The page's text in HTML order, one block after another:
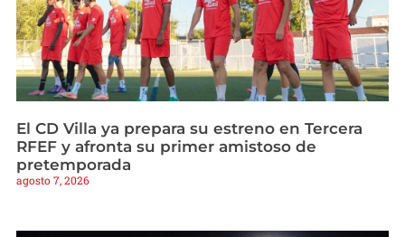
El CD Villa ya prepara su estreno en Tercera
RFEF y afronta su primer amistoso de
pretemporada
agosto 7, 2026